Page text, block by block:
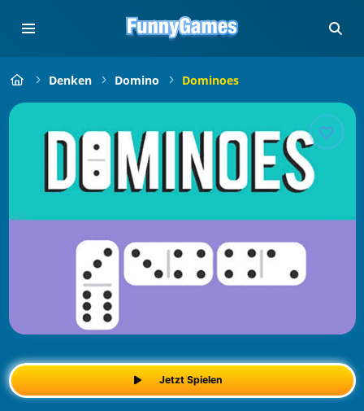
Denken Domino Dominoes
Jetzt Spielen